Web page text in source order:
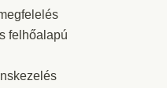
felhőalapú